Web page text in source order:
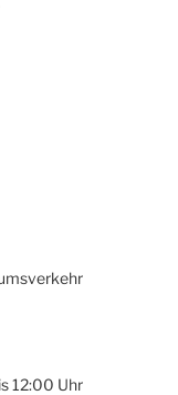
12:00 Uhr